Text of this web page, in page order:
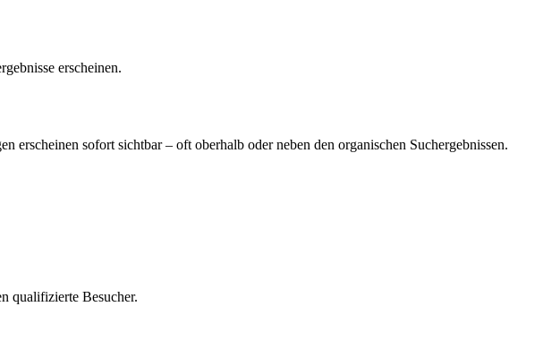
erscheinen.
sofort sichtbar – oft oberhalb oder neben den organischen Suchergebnissen.
qualifizierte Besucher.